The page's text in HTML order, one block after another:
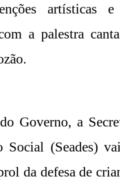
artísticas
a palestra
Governo, a
Social (Seades)
da defesa de